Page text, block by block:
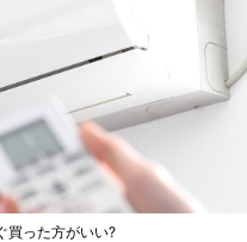
買った方がいい?